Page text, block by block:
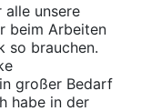
alle unsere
beim Arbeiten
so brauchen.
großer Bedarf
habe in der